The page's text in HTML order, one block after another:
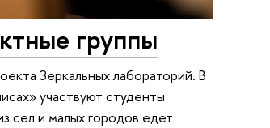
группы
Зеркальных лабораторий. В
участвуют студенты
сел и малых городов едет